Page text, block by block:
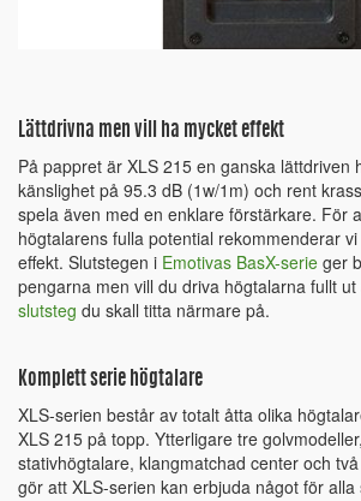
Lättdrivna men vill ha mycket effekt
På pappret är XLS 215 en ganska lättdriven
känslighet på 95.3 dB (1w/1m) och rent
spela även med en enklare förstärkare. För
högtalarens fulla potential rekommenderar
effekt. Slutstegen i Emotivas BasX-serie ger
pengarna men vill du driva högtalarna fullt
slutsteg du skall titta närmare på.
Komplett serie högtalare
XLS-serien består av totalt åtta olika
XLS 215 på topp. Ytterligare tre
stativhögtalare, klangmatchad center och
gör att XLS-serien kan erbjuda något för